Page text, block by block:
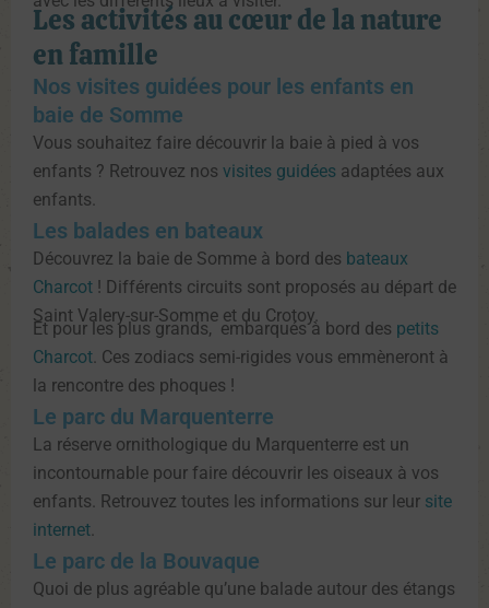
Les activités au cœur de la nature
en famille
Nos visites guidées pour les enfants en
baie de Somme
Vous souhaitez faire découvrir la baie à pied à vos
enfants ? Retrouvez nos visites guidées adaptées aux
enfants.
Les balades en bateaux
Découvrez la baie de Somme à bord des bateaux
Charcot ! Différents circuits sont proposés au départ de
Saint Valery-sur-Somme et du Crotoy.
Et pour les plus grands, embarqués à bord des petits
Charcot. Ces zodiacs semi-rigides vous emmèneront à
la rencontre des phoques !
Le parc du Marquenterre
La réserve ornithologique du Marquenterre est un
incontournable pour faire découvrir les oiseaux à vos
enfants. Retrouvez toutes les informations sur leur site
internet.
Le parc de la Bouvaque
Quoi de plus agréable qu’une balade autour des étangs